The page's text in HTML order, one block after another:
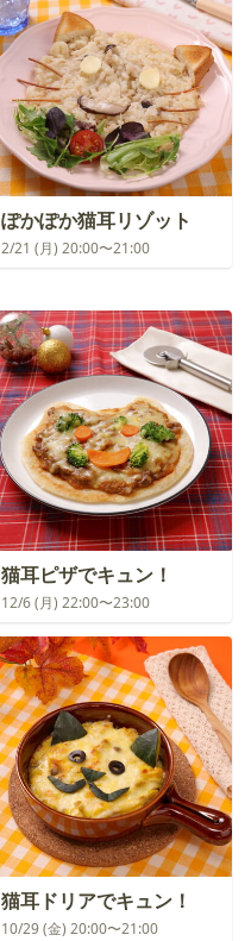
ぽかぽか猫耳リゾット
2/21 (月) 20:00〜21:00
猫耳ピザでキュン！
12/6 (月) 22:00〜23:00
猫耳ドリアでキュン！
10/29 (金) 20:00〜21:00